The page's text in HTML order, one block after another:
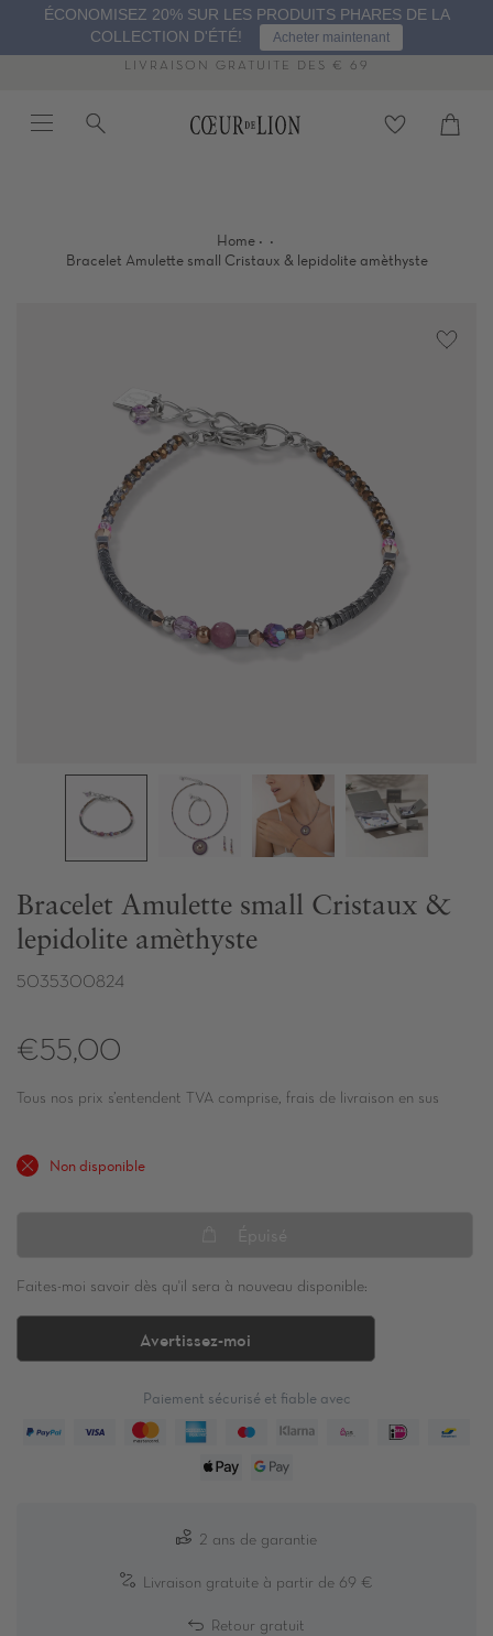
ÉCONOMISEZ 20% SUR LES PRODUITS PHARES DE LA
COLLECTION D'ÉTÉ!
Acheter maintenant
LIVRAISON GRATUITE DÈS € 69
Home · ·
Bracelet Amulette small Cristaux & lepidolite amèthyste
Bracelet Amulette small Cristaux &
lepidolite amèthyste
5035300824
€55,00
Tous nos prix s’entendent TVA comprise, frais de livraison en sus
Non disponible
Faites-moi savoir dès qu'il sera à nouveau disponible:
Avertissez-moi
Paiement sécurisé et fiable avec
2 ans de garantie
Livraison gratuite à partir de 69 €
Retour gratuit